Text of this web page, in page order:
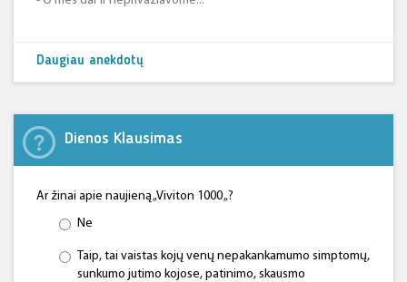
Daugiau anekdotų
Dienos Klausimas
Ar žinai apie naujieną „Viviton 1000 „?
Ne
Taip, tai vaistas kojų venų nepakankamumo simptomų,
sunkumo jutimo kojose, patinimo, skausmo